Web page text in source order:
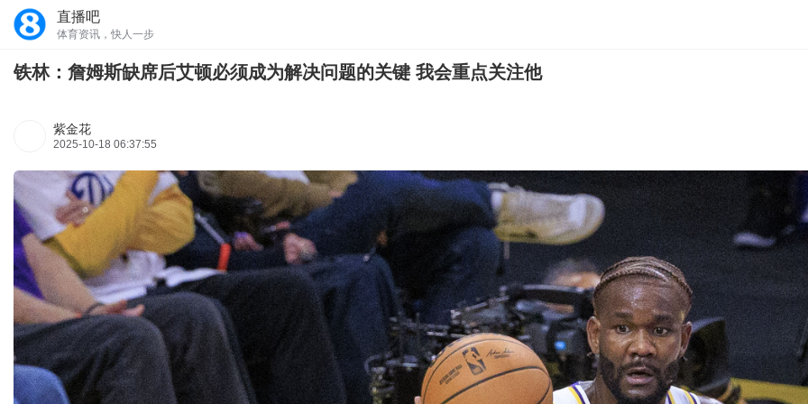
直播吧
体育资讯，快人一步
铁林：詹姆斯缺席后艾顿必须成为解决问题的关键 我会重点关注他
紫金花
2025-10-18 06:37:55